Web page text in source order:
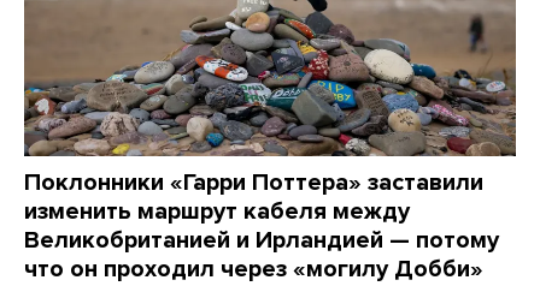
Поклонники «Гарри Поттера» заставили
изменить маршрут кабеля между
Великобританией и Ирландией — потому
что он проходил через «могилу Добби»